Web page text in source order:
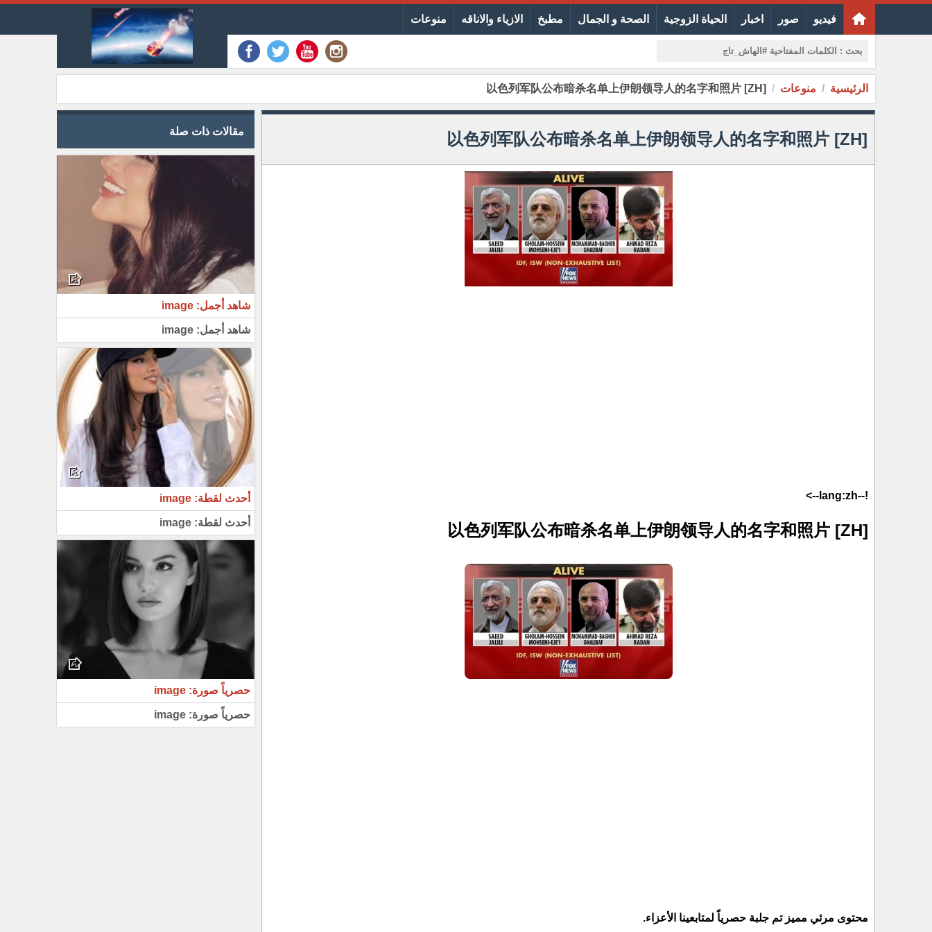
فيديو صور اخبار الحياة الزوجية الصحة و الجمال مطبخ الازياء والاناقه منوعات
الرئيسية منوعات [ZH] 以色列军队公布暗杀名单上伊朗领导人的名字和照片
[ZH] 以色列军队公布暗杀名单上伊朗领导人的名字和照片
!--lang:zh-->
[ZH] 以色列军队公布暗杀名单上伊朗领导人的名字和照片
محتوى مرئي مميز تم جلبة حصرياً لمتابعينا الأعزاء.
مقالات ذات صلة
شاهد أجمل: image
شاهد أجمل: image
أحدث لقطة: image
أحدث لقطة: image
حصرياً صورة: image
حصرياً صورة: image